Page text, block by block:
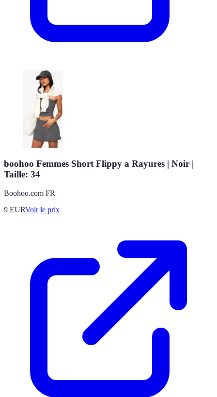
boohoo Femmes Short Flippy a Rayures | Noir |
Taille: 34
Boohoo.com FR
9 EURVoir le prix